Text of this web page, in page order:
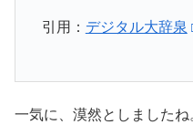
引用： デジタル大辞泉
一気に、漠然としましたね